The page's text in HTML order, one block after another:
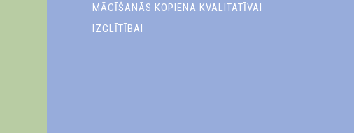
MĀCĪŠANĀS KOPIENA KVALITATĪVAI
IZGLĪTĪBAI